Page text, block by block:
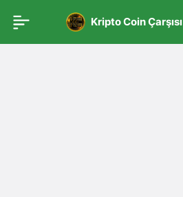
Kripto Coin Çarşısı